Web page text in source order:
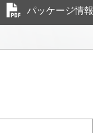
パッケージ情報